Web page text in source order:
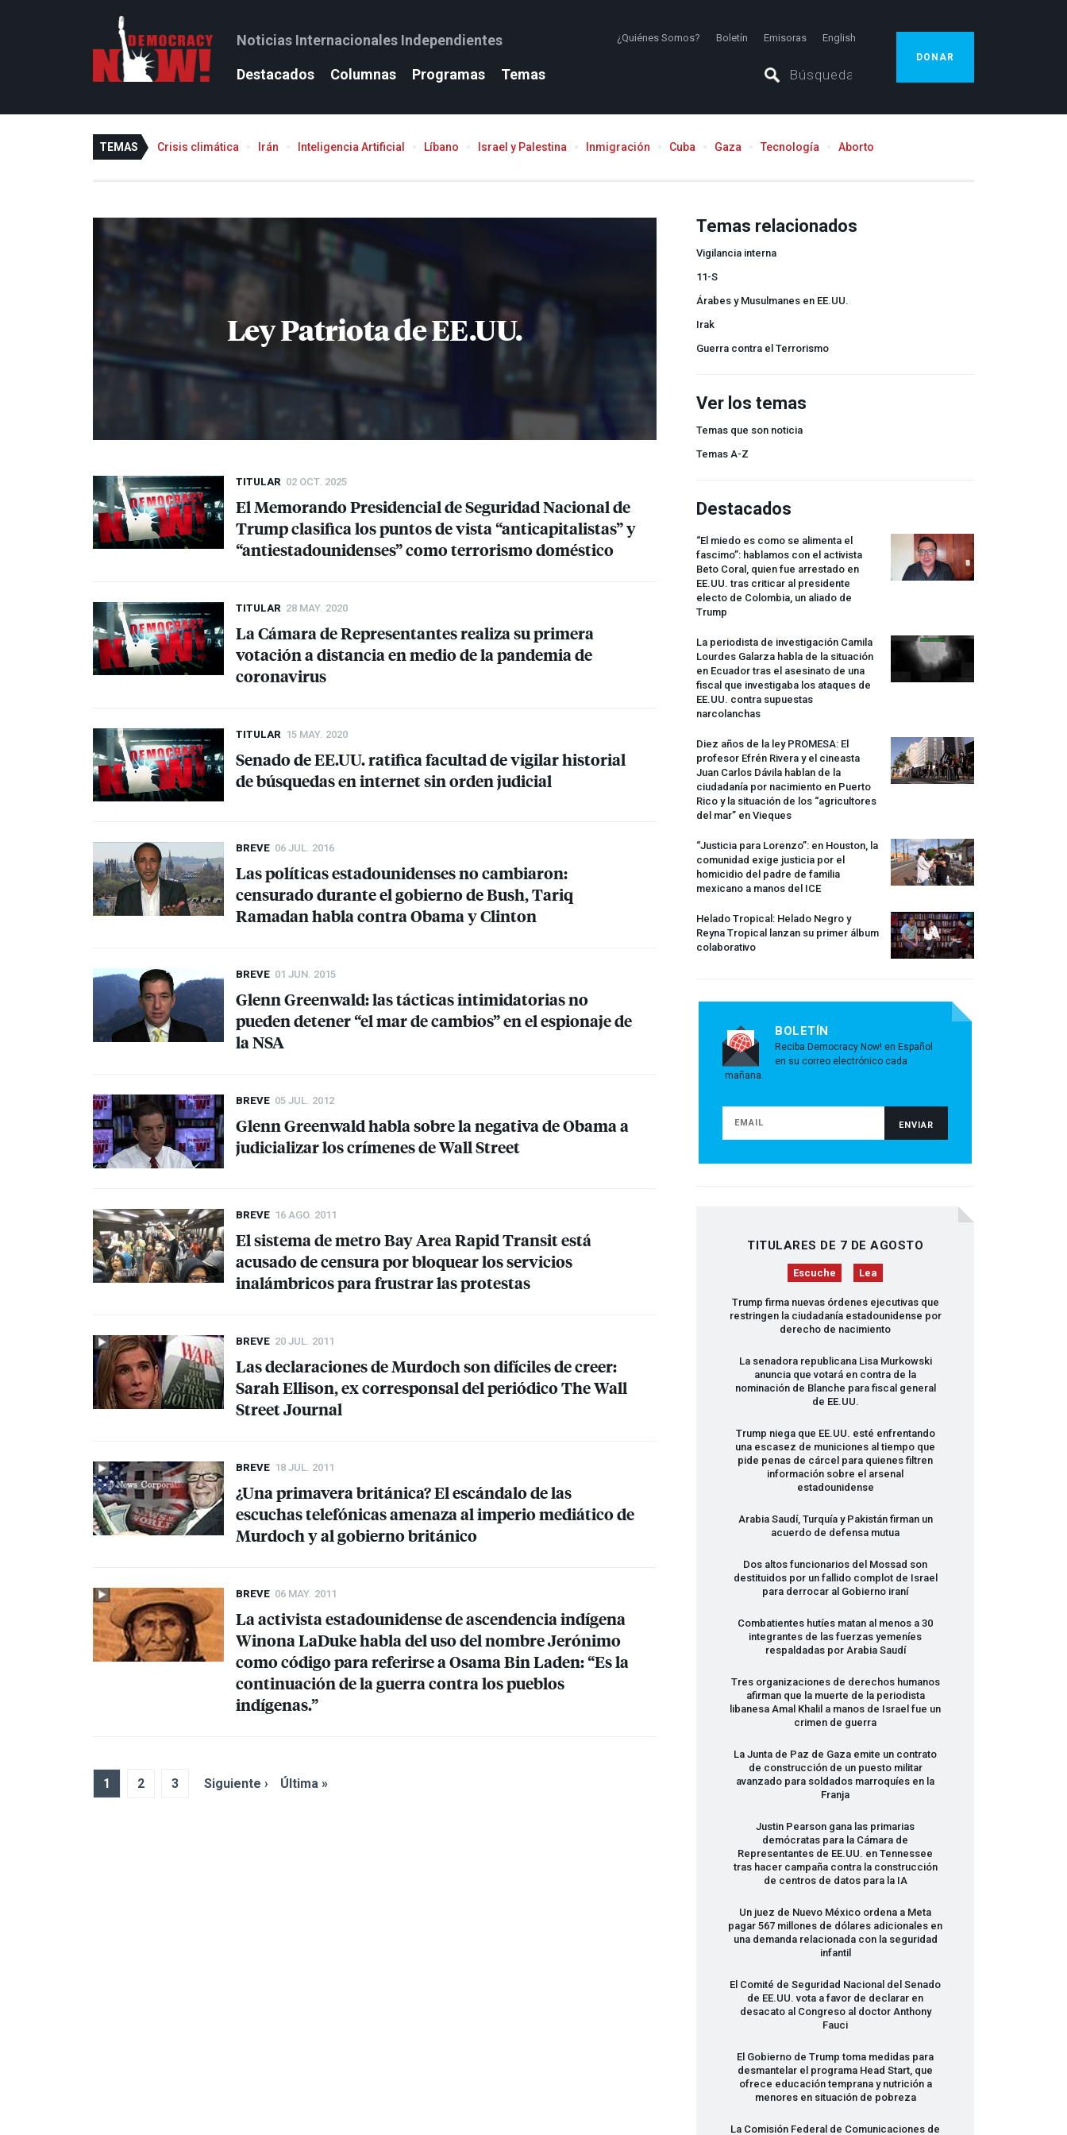
Noticias Internacionales Independientes ¿Quiénes Somos? Boletín Emisoras English
Destacados Columnas Programas Temas
DONAR
TEMAS Crisis climática Irán Inteligencia Artificial Líbano Israel y Palestina Inmigración Cuba Gaza Tecnología Aborto
Ley Patriota de EE.UU.
TITULAR 02 OCT. 2025
El Memorando Presidencial de Seguridad Nacional de
Trump clasifica los puntos de vista “anticapitalistas” y
“antiestadounidenses” como terrorismo doméstico
TITULAR 28 MAY. 2020
La Cámara de Representantes realiza su primera
votación a distancia en medio de la pandemia de
coronavirus
TITULAR 15 MAY. 2020
Senado de EE.UU. ratifica facultad de vigilar historial
de búsquedas en internet sin orden judicial
BREVE 06 JUL. 2016
Las políticas estadounidenses no cambiaron:
censurado durante el gobierno de Bush, Tariq
Ramadan habla contra Obama y Clinton
BREVE 01 JUN. 2015
Glenn Greenwald: las tácticas intimidatorias no
pueden detener “el mar de cambios” en el espionaje de
laNSA
BREVE 05 JUL. 2012
Glenn Greenwald habla sobre la negativa de Obama a
judicializar los crímenes de Wall Street
BREVE 16 AGO. 2011
El sistema de metro Bay Area Rapid Transit está
acusado de censura por bloquear los servicios
inalámbricos para frustrar las protestas
BREVE 20 JUL. 2011
Las declaraciones de Murdoch son difíciles de creer:
Sarah Ellison, ex corresponsal del periódico The Wall
Street Journal
BREVE 18 JUL. 2011
¿Una primavera británica? El escándalo de las
escuchas telefónicas amenaza al imperio mediático de
Murdoch y al gobierno británico
BREVE 06 MAY. 2011
La activista estadounidense de ascendencia indígena
Winona LaDuke habla del uso del nombre Jerónimo
como código para referirse a Osama Bin Laden: “Es la
continuación de la guerra contra los pueblos
indígenas.”
1 2 3 Siguiente › Última »
Temas relacionados
Vigilancia interna
11-S
Árabes y Musulmanes en EE.UU.
Irak
Guerra contra el Terrorismo
Ver los temas
Temas que son noticia
Temas A-Z
Destacados
“El miedo es como se alimenta el
fascimo”: hablamos con el activista
Beto Coral, quien fue arrestado en
EE.UU. tras criticar al presidente
electo de Colombia, un aliado de
Trump
La periodista de investigación Camila
Lourdes Galarza habla de la situación
en Ecuador tras el asesinato de una
fiscal que investigaba los ataques de
EE.UU. contra supuestas
narcolanchas
Diez años de la ley PROMESA: El
profesor Efrén Rivera y el cineasta
Juan Carlos Dávila hablan de la
ciudadanía por nacimiento en Puerto
Rico y la situación de los “agricultores
del mar” en Vieques
“Justicia para Lorenzo”: en Houston, la
comunidad exige justicia por el
homicidio del padre de familia
mexicano a manos del ICE
Helado Tropical: Helado Negro y
Reyna Tropical lanzan su primer álbum
colaborativo
BOLETÍN
Reciba Democracy Now! en Español
en su correo electrónico cada
mañana.
TITULARES DE 7 DE AGOSTO
Escuche Lea
Trump firma nuevas órdenes ejecutivas que
restringen la ciudadanía estadounidense por
derecho de nacimiento
La senadora republicana Lisa Murkowski
anuncia que votará en contra de la
nominación de Blanche para fiscal general
de EE.UU.
Trump niega que EE.UU. esté enfrentando
una escasez de municiones al tiempo que
pide penas de cárcel para quienes filtren
información sobre el arsenal
estadounidense
Arabia Saudí, Turquía y Pakistán firman un
acuerdo de defensa mutua
Dos altos funcionarios del Mossad son
destituidos por un fallido complot de Israel
para derrocar al Gobierno iraní
Combatientes hutíes matan al menos a 30
integrantes de las fuerzas yemeníes
respaldadas por Arabia Saudí
Tres organizaciones de derechos humanos
afirman que la muerte de la periodista
libanesa Amal Khalil a manos de Israel fue un
crimen de guerra
La Junta de Paz de Gaza emite un contrato
de construcción de un puesto militar
avanzado para soldados marroquíes en la
Franja
Justin Pearson gana las primarias
demócratas para la Cámara de
Representantes de EE.UU. en Tennessee
tras hacer campaña contra la construcción
de centros de datos para la IA
Un juez de Nuevo México ordena a Meta
pagar 567 millones de dólares adicionales en
una demanda relacionada con la seguridad
infantil
El Comité de Seguridad Nacional del Senado
de EE.UU. vota a favor de declarar en
desacato al Congreso al doctor Anthony
Fauci
El Gobierno de Trump toma medidas para
desmantelar el programa Head Start, que
ofrece educación temprana y nutrición a
menores en situación de pobreza
La Comisión Federal de Comunicaciones de